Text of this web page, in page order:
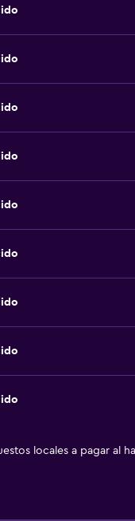
locales a pagar al